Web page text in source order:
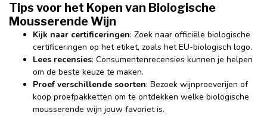
Tips voor het Kopen van Biologische
Mousserende Wijn
Kijk naar certificeringen: Zoek naar officiële biologische
certificeringen op het etiket, zoals het EU-biologisch logo.
Lees recensies: Consumentenrecensies kunnen je helpen
om de beste keuze te maken.
Proef verschillende soorten: Bezoek wijnproeverijen of
koop proefpakketten om te ontdekken welke biologische
mousserende wijn jouw favoriet is.